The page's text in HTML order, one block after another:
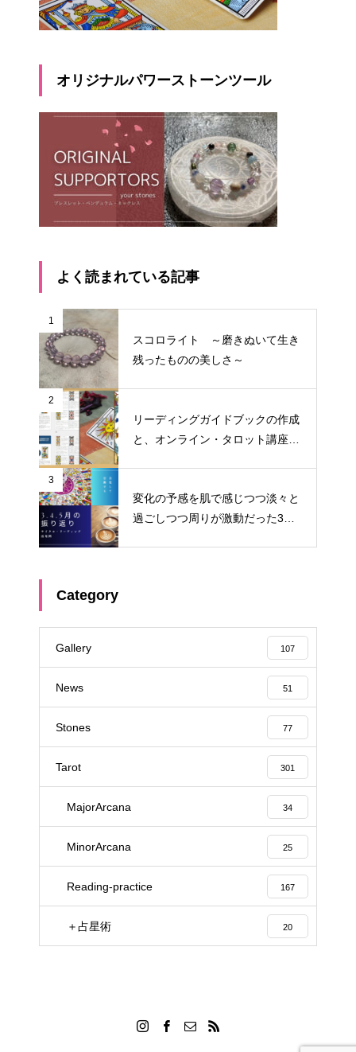
オリジナルパワーストーンツール
よく読まれている記事
1
スコロライト ～磨きぬいて生き
残ったものの美しさ～
2
リーディングガイドブックの作成
と、オンライン・タロット講座料
3
変化の予感を肌で感じつつ淡々と
過ごしつつ周りが激動だった3
Category
Gallery 107
News 51
Stones 77
Tarot 301
MajorArcana 34
MinorArcana 25
Reading-practice 167
＋占星術 20